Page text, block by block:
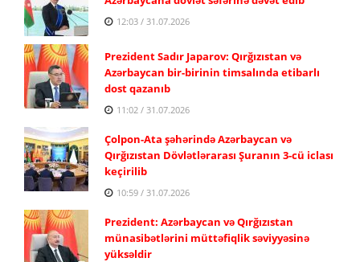
12:03 / 31.07.2026
Prezident Sadır Japarov: Qırğızıstan və
Azərbaycan bir-birinin timsalında etibarlı
dost qazanıb
11:02 / 31.07.2026
Çolpon-Ata şəhərində Azərbaycan və
Qırğızıstan Dövlətlərarası Şuranın 3-cü iclası
keçirilib
10:59 / 31.07.2026
Prezident: Azərbaycan və Qırğızıstan
münasibətlərini müttəfiqlik səviyyəsinə
yüksəldir